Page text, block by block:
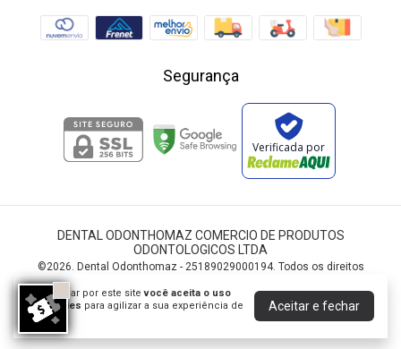
Ao navegar por este sitevocê aceita o uso
de cookies para agilizar a sua experiência de
compra.
Aceitar e fechar
Segurança
Verificada por
DENTAL ODONTHOMAZ COMERCIO DE PRODUTOS
ODONTOLOGICOS LTDA
©2026. Dental Odonthomaz - 25189029000194. Todos os direitos